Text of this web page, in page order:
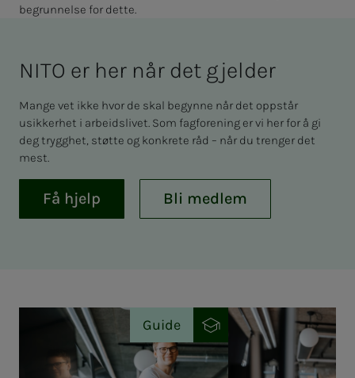
begrunnelse for dette.
NITO er her når det gjel­­­der
Mange vet ikke hvor de skal begynne når det oppstår
usikkerhet i arbeidslivet. Som fagforening er vi her for å gi
deg trygghet, støtte og konkrete råd – når du trenger det
mest.
Få hjelp Bli medlem
Guide